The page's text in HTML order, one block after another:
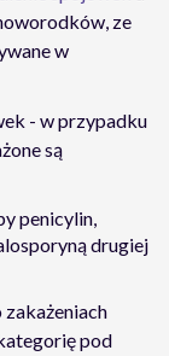
ze
w
- w przypadku
są
penicylin,
drugiej
zakażeniach
pod